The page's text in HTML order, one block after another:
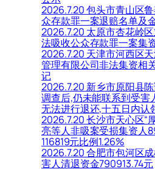
2026.7.20 包头市青山区
众存款罪一案退赔名单及
2026.7.20 太原市杏花岭
法吸收公众存款罪一案集
2026.7.20 天津市河西区
管理有限公司非法集资相
记
2026.7.20 新乡市原阳县
调查后,仍未能联系到受害
无法进行退还,十五日内认
2026.7.20 长沙市天心区“
亮等人非吸案受损集资人
116819元比例1.26%
2026.7.20 合肥市包河区
害人清退资金790913.74元